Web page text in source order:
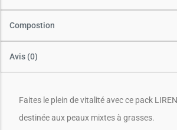
Compostion
Avis (0)
Faites le plein de vitalité avec ce pack
destinée aux peaux mixtes à grasses.